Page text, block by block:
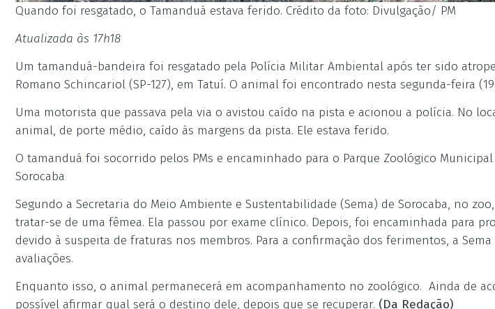
Quando foi resgatado, o Tamanduá estava ferido. Crédito da foto: Divulgação/ PM
Atualizada às 17h18
Um tamanduá-bandeira foi resgatado pela Polícia Militar Ambiental após ter sido
Romano Schincariol (SP-127), em Tatuí. O animal foi encontrado nesta segunda-feira
Uma motorista que passava pela via o avistou caído na pista e acionou a polícia. No
animal, de porte médio, caído às margens da pista. Ele estava ferido.
O tamanduá foi socorrido pelos PMs e encaminhado para o Parque Zoológico
Sorocaba
Segundo a Secretaria do Meio Ambiente e Sustentabilidade (Sema) de Sorocaba, no
tratar-se de uma fêmea. Ela passou por exame clínico. Depois, foi encaminhada para
devido à suspeita de fraturas nos membros. Para a confirmação dos ferimentos, a
avaliações.
Enquanto isso, o animal permanecerá em acompanhamento no zoológico. Ainda de
possível afirmar qual será o destino dele, depois que se recuperar. (Da Redação)